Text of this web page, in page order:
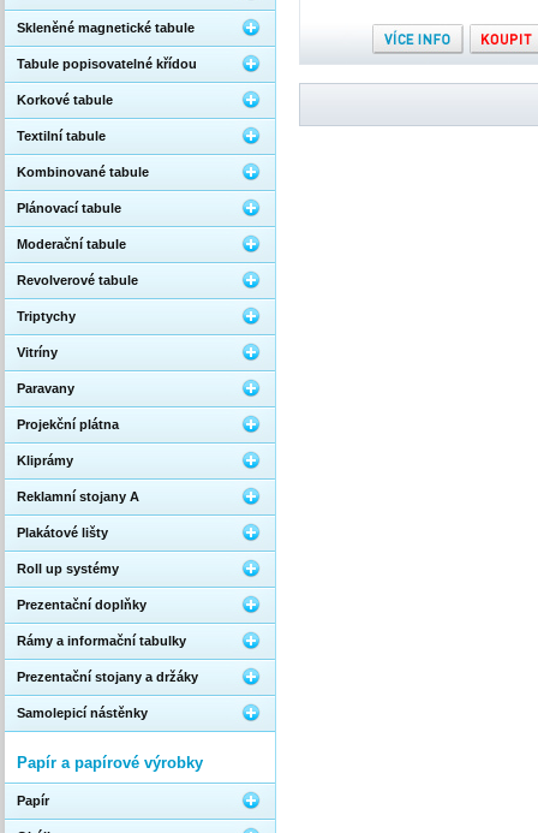
Skleněné magnetické tabule
Tabule popisovatelné křídou
Korkové tabule
Textilní tabule
Kombinované tabule
Plánovací tabule
Moderační tabule
Revolverové tabule
Triptychy
Vitríny
Paravany
Projekční plátna
Kliprámy
Reklamní stojany A
Plakátové lišty
Roll up systémy
Prezentační doplňky
Rámy a informační tabulky
Prezentační stojany a držáky
Samolepicí nástěnky
Papír a papírové výrobky
Papír